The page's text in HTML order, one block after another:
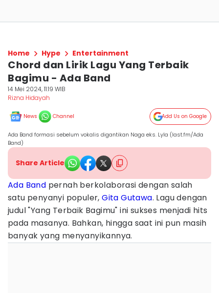
Home Hype Entertainment
Chord dan Lirik Lagu Yang Terbaik
Bagimu - Ada Band
14 Mei 2024, 11:19 WIB
Rizna Hidayah
News Channel Add Us on Google
Ada Band formasi sebelum vokalis digantikan Naga eks. Lyla (last.fm/Ada
Band)
Share Article
Ada Band pernah berkolaborasi dengan salah
satu penyanyi populer,Gita Gutawa. Lagu dengan
judul "Yang Terbaik Bagimu" ini sukses menjadi hits
pada masanya. Bahkan, hingga saat ini pun masih
banyak yang menyanyikannya.